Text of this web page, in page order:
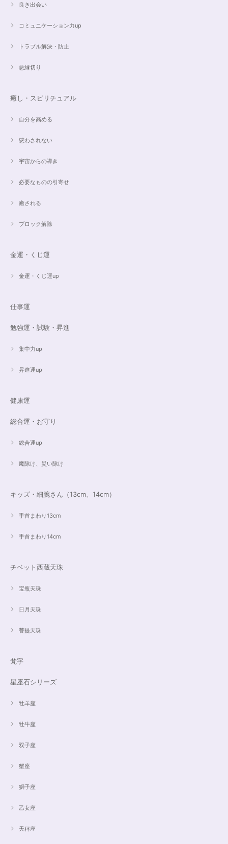
良き出会い
コミュニケーション力up
トラブル解決・防止
悪縁切り
癒し・スピリチュアル
自分を高める
惑わされない
宇宙からの導き
必要なものの引寄せ
癒される
ブロック解除
金運・くじ運
金運・くじ運up
仕事運
勉強運・試験・昇進
集中力up
昇進運up
健康運
総合運・お守り
総合運up
魔除け、災い除け
キッズ・細腕さん（13cm、14cm）
手首まわり13cm
手首まわり14cm
チベット西蔵天珠
宝瓶天珠
日月天珠
菩提天珠
梵字
星座石シリーズ
牡羊座
牡牛座
双子座
蟹座
獅子座
乙女座
天秤座